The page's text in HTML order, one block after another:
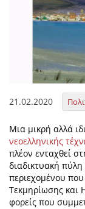
21.02.2020
Μια μικρή αλλά
νεοελληνικής
πλέον ενταχθεί
διαδικτυακή
περιεχομένου που
Τεκμηρίωσης και
φορείς που